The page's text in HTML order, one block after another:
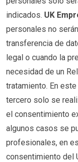
indicados. UK
personales no
transferencia de
legal o cuando la
necesidad de un
tratamiento. En
tercero solo se
el consentimiento
algunos casos se
profesionales, en
consentimiento del